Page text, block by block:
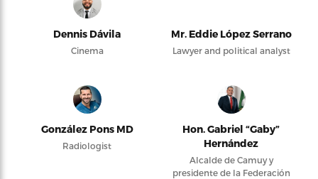
Dennis Dávila
Cinema
Mr. Eddie López Serrano
Lawyer and political analyst
González Pons MD
Radiologist
Hon. Gabriel “Gaby”
Hernández
Alcalde de Camuy y
presidente de la Federación